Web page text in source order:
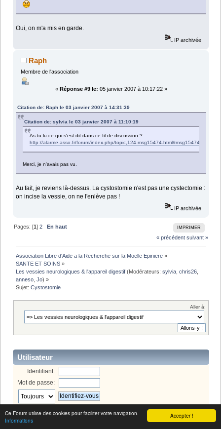
Accepter !
Ce Forum utilise des cookies pour faciliter votre navigation.
Informations
Oui, on m'a mis en garde.
IP archivée
Raph
Membre de l'association
« Réponse #9 le: 05 janvier 2007 à 10:17:22 »
Citation de: Raph le 03 janvier 2007 à 14:31:39
Citation de: sylvia le 03 janvier 2007 à 11:10:19
As-tu lu ce qui s'est dit dans ce fil de discussion ?
http://alarme.asso.fr/forum/index.php/topic,124.msg15474.html#msg15474
Merci, je n'avais pas vu.
Au fait, je reviens là-dessus. La cystostomie n'est pas une cystectomie :
on incise la vessie, on ne l'enlève pas !
IP archivée
IMPRIMER
Pages: [1]2
En haut
« précédent suivant »
Association Libre d'Aide a la Recherche sur la Moelle Epiniere »
SANTE ET SOINS »
Les vessies neurologiques & l'appareil digestif (Modérateurs:sylvia ,chris26
anneso ,Jo) »
Sujet:Cystostomie
Aller à:
Utilisateur
Identifiant:
Mot de passe:
ou devous inscrire.
Menu forum